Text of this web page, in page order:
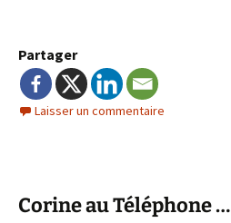
Partager
Laisser un commentaire
Corine au Téléphone …